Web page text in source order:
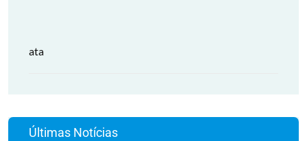
ata
Últimas Notícias